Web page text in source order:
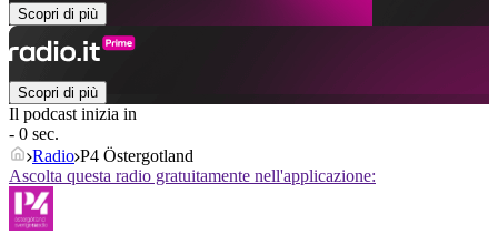
Scopri di più
Scopri di più
Il podcast inizia in
- 0 sec.
Radio P4 Östergotland
Ascolta questa radio gratuitamente nell'applicazione: